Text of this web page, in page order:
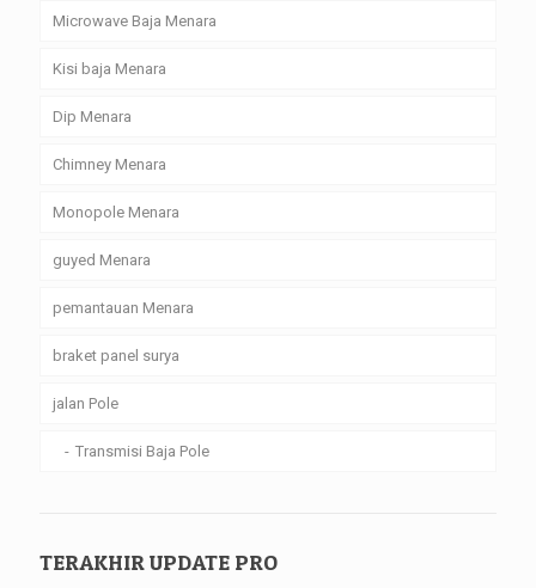
Microwave Baja Menara
Kisi baja Menara
Dip Menara
Chimney Menara
Monopole Menara
guyed Menara
pemantauan Menara
braket panel surya
jalan Pole
Transmisi Baja Pole
TERAKHIR UPDATE PRO